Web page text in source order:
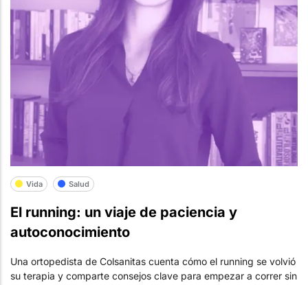
Vida Salud
El running: un viaje de paciencia y
autoconocimiento
Una ortopedista de Colsanitas cuenta cómo el running se volvió
su terapia y comparte consejos clave para empezar a correr sin